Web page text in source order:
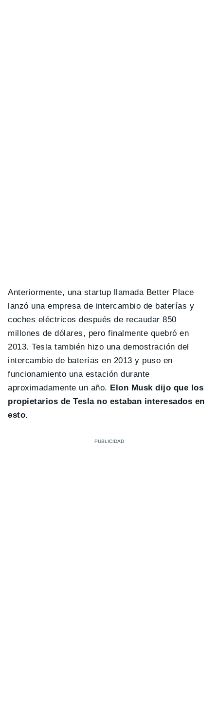
Anteriormente, una startup llamada Better Place
lanzó una empresa de intercambio de baterías y
coches eléctricos después de recaudar 850
millones de dólares, pero finalmente quebró en
2013. Tesla también hizo una demostración del
intercambio de baterías en 2013 y puso en
funcionamiento una estación durante
aproximadamente un año. Elon Musk dijo que los
propietarios de Tesla no estaban interesados ​​en
esto.